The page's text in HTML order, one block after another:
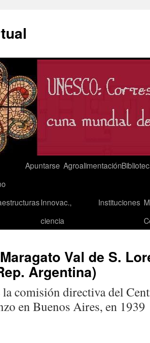
Apuntarse Agroalimentación
Innovac.,
ciencia
Instituciones
Val de S.
Argentina)